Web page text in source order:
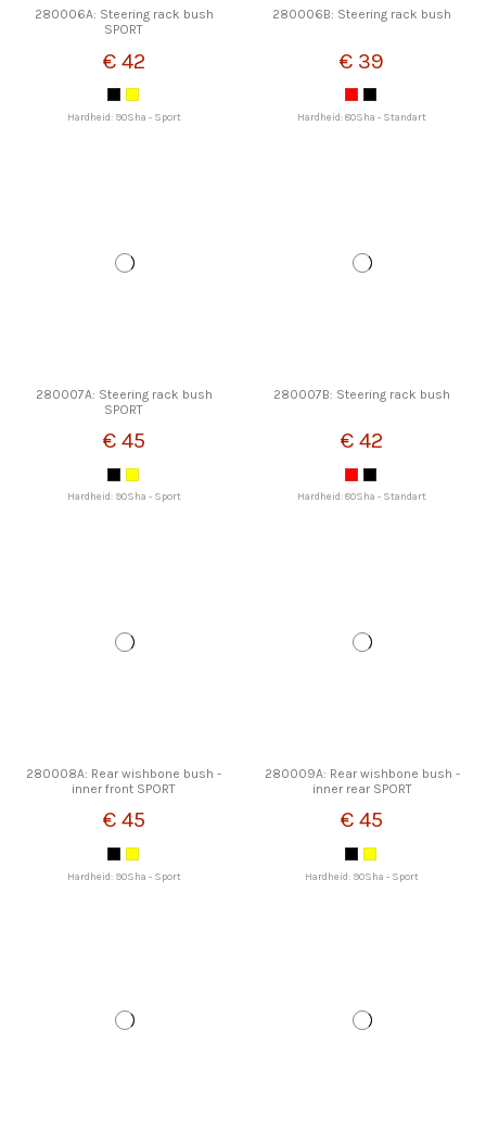
280006A: Steering rack bush
SPORT
€ 42
Hardheid: 90Sha - Sport
280006B: Steering rack bush
€ 39
Hardheid: 80Sha - Standart
280007A: Steering rack bush
SPORT
€ 45
Hardheid: 90Sha - Sport
280007B: Steering rack bush
€ 42
Hardheid: 80Sha - Standart
280008A: Rear wishbone bush -
inner front SPORT
€ 45
Hardheid: 90Sha - Sport
280009A: Rear wishbone bush -
inner rear SPORT
€ 45
Hardheid: 90Sha - Sport